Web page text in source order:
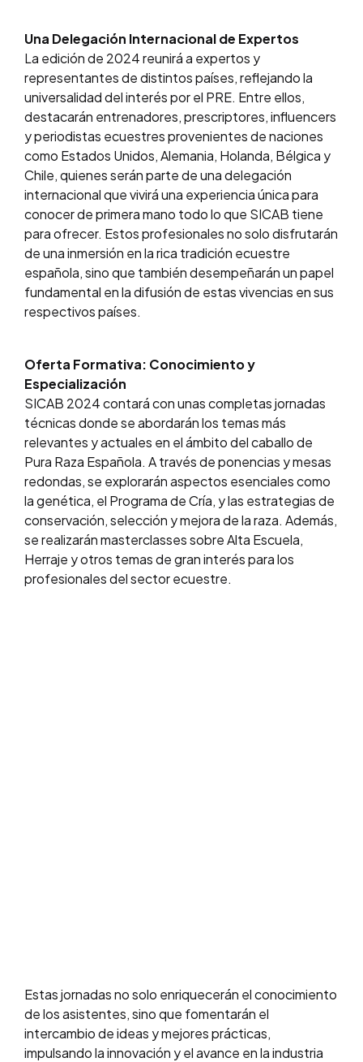
Una Delegación Internacional de Expertos
La edición de 2024 reunirá a expertos y
representantes de distintos países, reflejando la
universalidad del interés por el PRE. Entre ellos,
destacarán entrenadores, prescriptores, influencers
y periodistas ecuestres provenientes de naciones
como Estados Unidos, Alemania, Holanda, Bélgica y
Chile, quienes serán parte de una delegación
internacional que vivirá una experiencia única para
conocer de primera mano todo lo que SICAB tiene
para ofrecer. Estos profesionales no solo disfrutarán
de una inmersión en la rica tradición ecuestre
española, sino que también desempeñarán un papel
fundamental en la difusión de estas vivencias en sus
respectivos países.
Oferta Formativa: Conocimiento y
Especialización
SICAB 2024 contará con unas completas jornadas
técnicas donde se abordarán los temas más
relevantes y actuales en el ámbito del caballo de
Pura Raza Española. A través de ponencias y mesas
redondas, se explorarán aspectos esenciales como
la genética, el Programa de Cría, y las estrategias de
conservación, selección y mejora de la raza. Además,
se realizarán masterclasses sobre Alta Escuela,
Herraje y otros temas de gran interés para los
profesionales del sector ecuestre.
Estas jornadas no solo enriquecerán el conocimiento
de los asistentes, sino que fomentarán el
intercambio de ideas y mejores prácticas,
impulsando la innovación y el avance en la industria